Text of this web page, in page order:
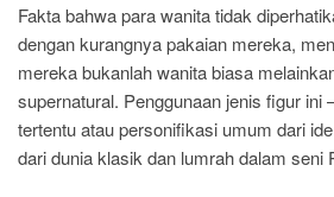
Fakta bahwa para wanita tidak
dengan kurangnya pakaian mereka,
mereka bukanlah wanita biasa
supernatural. Penggunaan jenis figur ini
tertentu atau personifikasi umum dari
dari dunia klasik dan lumrah dalam seni